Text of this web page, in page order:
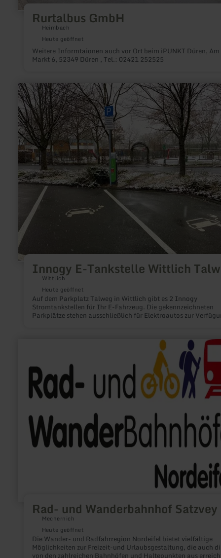
Rurtalbus GmbH
Heimbach
Heute geöffnet
Weitere Informtaionen auch vor Ort beim iPUNKT Düren, Am
Markt 6, 52349 Düren , Tel.: 02421 252525
Innogy E-Tankstelle Wittlich
Wittlich
Heute geöffnet
Auf dem Parkplatz Talweg in Wittlich gibt es 2 Innogy
Stromtankstellen für Ihr E-Fahrzeug. Die gekennzeichneten
Parkplätze stehen ausschließlich für Elektroautos zur
mehr
erfahren
zu:
Innogy
E-
Tankstelle
Wittlich
Talweg
Rad- und Wanderbahnhof Satzvey
Mechernich
Heute geöffnet
Die Wander- und Radfahrregion Nordeifel bietet vielfältige
Möglichkeiten zur Freizeit-und Urlaubsgestaltung, die auch
von den zahlreichen Bahnhöfen und Haltepunkten aus
Rad-
Wanderbahnhof
Satzvey